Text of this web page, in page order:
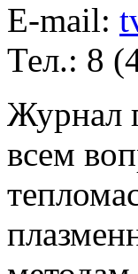
E-mail:
Тел.: 8
Журнал
всем